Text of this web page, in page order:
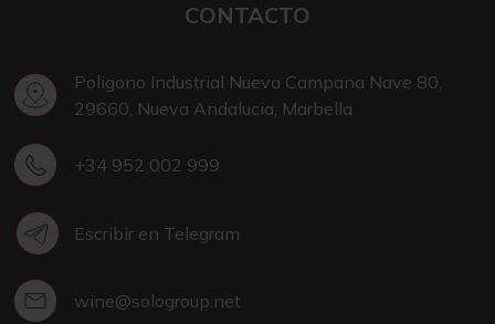
CONTACTO
Poligono Industrial Nueva Campana Nave 80,
29660, Nueva Andalucia, Marbella
+34 952 002 999
Escribir en Telegram
wine@sologroup.net